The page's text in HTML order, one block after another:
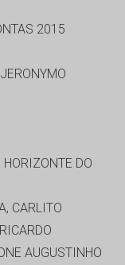
2015
DO
CARLITO
AUGUSTINHO